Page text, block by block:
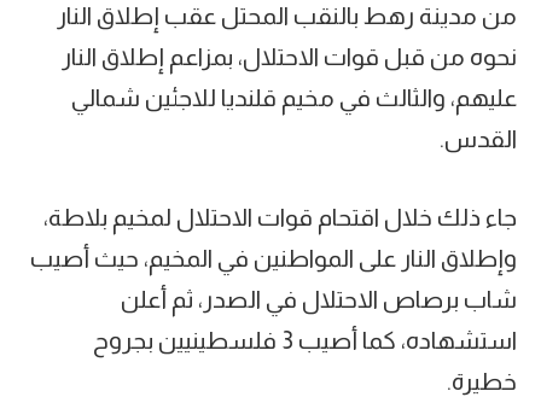
من مدينة رهط بالنقب المحتل عقب إطلاق النار
نحوه من قبل قوات الاحتلال، بمزاعم إطلاق النار
عليهم، والثالث في مخيم قلنديا للاجئين شمالي
القدس.
جاء ذلك خلال اقتحام قوات الاحتلال لمخيم بلاطة،
وإطلاق النار على المواطنين في المخيم، حيث أصيب
شاب برصاص الاحتلال في الصدر، ثم أعلن
استشهاده، كما أصيب 3 فلسطينيين بجروح
خطيرة.